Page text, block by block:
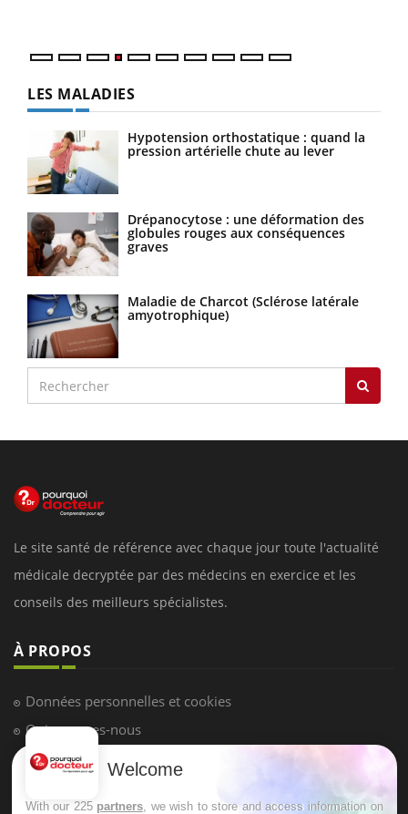
LES MALADIES
Hypotension orthostatique : quand la
pression artérielle chute au lever
Drépanocytose : une déformation des
globules rouges aux conséquences
graves
Maladie de Charcot (Sclérose latérale
amyotrophique)
Le site santé de référence avec chaque jour toute l'actualité
médicale decryptée par des médecins en exercice et les
conseils des meilleurs spécialistes.
À PROPOS
Données personnelles et cookies
Qui sommes-nous
Conditions d'utilisation
Welcome
With our 225 partners , we wish to store and access information on